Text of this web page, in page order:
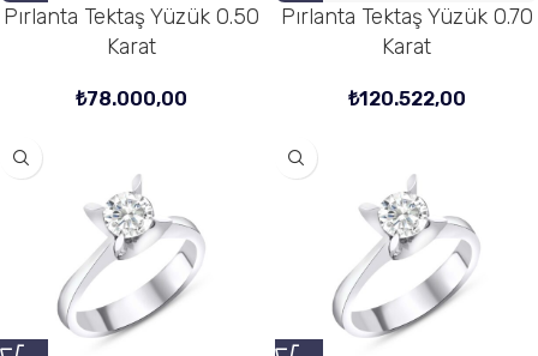
Pırlanta Tektaş Yüzük 0.50
Karat
₺78.000,00
Pırlanta Tektaş Yüzük 0.70
Karat
₺120.522,00